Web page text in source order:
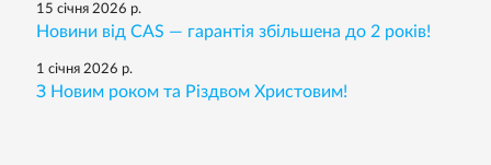
15 січня 2026 р.
Новини від CAS — гарантія збільшена до 2 років!
1 січня 2026 р.
З Новим роком та Різдвом Христовим!